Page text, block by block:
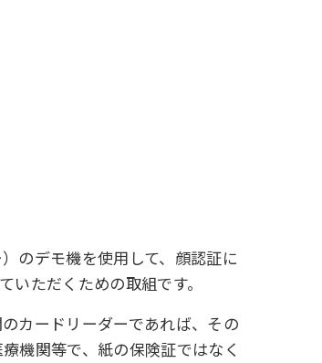
のデモ機を使用して、顔認証に
ただくための取組です。
カードリーダーであれば、その
機関等で、紙の保険証ではなく